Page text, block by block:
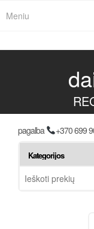
Meniu
pagalba +370 699